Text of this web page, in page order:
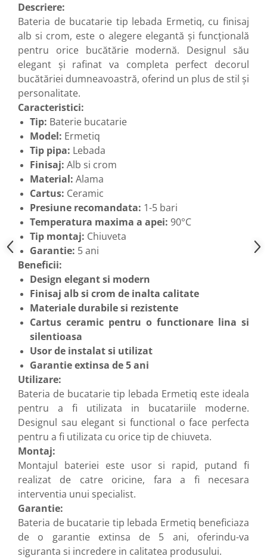
Descriere:
Bateria de bucatarie tip lebada Ermetiq, cu finisaj
alb si crom, este o alegere elegantă și funcțională
pentru orice bucătărie modernă. Designul său
elegant și rafinat va completa perfect decorul
bucătăriei dumneavoastră, oferind un plus de stil și
personalitate.
Caracteristici:
Tip: Baterie bucatarie
Model: Ermetiq
Tip pipa: Lebada
Finisaj: Alb si crom
Material: Alama
Cartus: Ceramic
Presiune recomandata: 1-5 bari
Temperatura maxima a apei: 90°C
Tip montaj: Chiuveta
Garantie: 5 ani
Beneficii:
Design elegant si modern
Finisaj alb si crom de inalta calitate
Materiale durabile si rezistente
Cartus ceramic pentru o functionare lina si
silentioasa
Usor de instalat si utilizat
Garantie extinsa de 5 ani
Utilizare:
Bateria de bucatarie tip lebada Ermetiq este ideala
pentru a fi utilizata in bucatariile moderne.
Designul sau elegant si functional o face perfecta
pentru a fi utilizata cu orice tip de chiuveta.
Montaj:
Montajul bateriei este usor si rapid, putand fi
realizat de catre oricine, fara a fi necesara
interventia unui specialist.
Garantie:
Bateria de bucatarie tip lebada Ermetiq beneficiaza
de o garantie extinsa de 5 ani, oferindu-va
siguranta si incredere in calitatea produsului.